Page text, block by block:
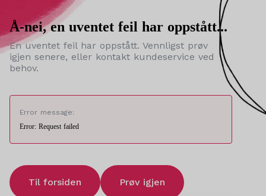
Å-nei, en uventet feil har oppstått...
En uventet feil har oppstått. Vennligst prøv
igjen senere, eller kontakt kundeservice ved
behov.
Error message:
Error: Request failed
Til forsiden Prøv igjen